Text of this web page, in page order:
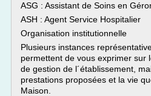
ASG : Assistant de Soins en
ASH : Agent Service Hospitalier
Organisation institutionnelle
Plusieurs instances
permettent de vous exprimer sur
de gestion de l´établissement,
prestations proposées et la vie
Maison.